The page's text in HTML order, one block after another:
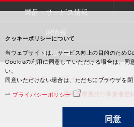
クッキーポリシーについて
当ウェブサイトは、サービス向上の目的のため
Cookieの利用に同意していただける場合は、同
い。
同意いただけない場合は、ただちにブラウザを閉
プライバシーポリシー
同意
製品・サービス情報
IR情報
会社情報
カタログ プライバシーポリシー
適格請求書発行事業者登